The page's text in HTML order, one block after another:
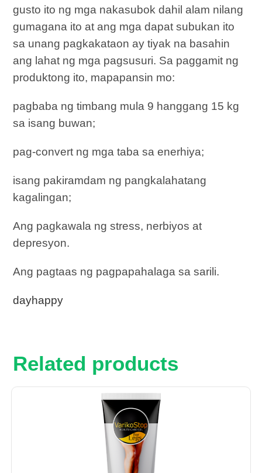
gusto ito ng mga nakasubok dahil alam nilang
gumagana ito at ang mga dapat subukan ito
sa unang pagkakataon ay tiyak na basahin
ang lahat ng mga pagsusuri. Sa paggamit ng
produktong ito, mapapansin mo:
pagbaba ng timbang mula 9 hanggang 15 kg
sa isang buwan;
pag-convert ng mga taba sa enerhiya;
isang pakiramdam ng pangkalahatang
kagalingan;
Ang pagkawala ng stress, nerbiyos at
depresyon.
Ang pagtaas ng pagpapahalaga sa sarili.
dayhappy
Related products